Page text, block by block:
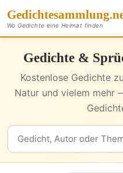
Gedichtesammlung
Wo Gedichte eine Heimat finden
Gedichte &
Kostenlose Gedichte
Natur und vielem mehr